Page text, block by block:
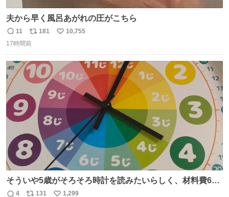
夫から早く風呂あがれの圧がこちら
返
信
11
リ
ポ
ト
数
181
い
数
10,755
17時間前
そういや5歳がそろそろ時計を読みたいらしく、材料費600
円で作れる知育時計作ってみた！ めっちゃ簡単！ ありがと
4 131 1,299